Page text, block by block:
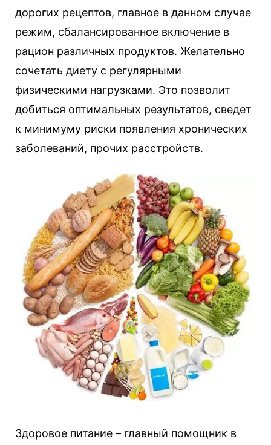
дорогих рецептов, главное в данном случае
режим, сбалансированное включение в
рацион различных продуктов. Желательно
сочетать диету с регулярными
физическими нагрузками. Это позволит
добиться оптимальных результатов, сведет
к минимуму риски появления хронических
заболеваний, прочих расстройств.
Здоровое питание – главный помощник в